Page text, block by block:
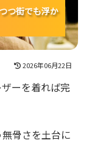
つ街でも浮か
つ街でも浮か
つ街でも浮か
2026年06月22日
ーを着れば完
骨さを土台に